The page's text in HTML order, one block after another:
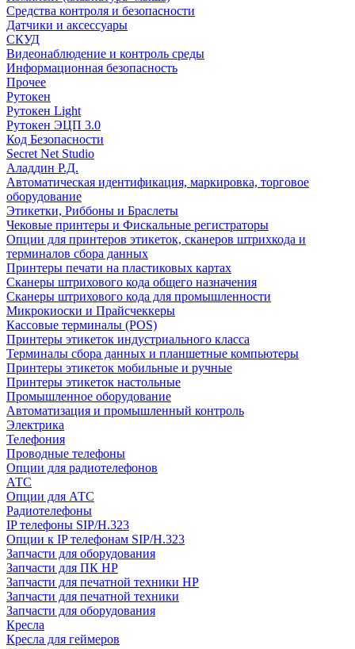
Средства контроля и безопасности
Датчики и аксессуары
СКУД
Видеонаблюдение и контроль среды
Информационная безопасность
Прочее
Рутокен
Рутокен Light
Рутокен ЭЦП 3.0
Код Безопасности
Secret Net Studio
Аладдин Р.Д.
Автоматическая идентификация, маркировка, торговое
оборудование
Этикетки, Риббоны и Браслеты
Чековые принтеры и Фискальные регистраторы
Опции для принтеров этикеток, сканеров штрихкода и
терминалов сбора данных
Принтеры печати на пластиковых картах
Сканеры штрихового кода общего назначения
Сканеры штрихового кода для промышленности
Микрокиоски и Прайсчеккеры
Кассовые терминалы (POS)
Принтеры этикеток индустриального класса
Терминалы сбора данных и планшетные компьютеры
Принтеры этикеток мобильные и ручные
Принтеры этикеток настольные
Промышленное оборудование
Автоматизация и промышленный контроль
Электрика
Телефония
Проводные телефоны
Опции для радиотелефонов
АТС
Опции для АТС
Радиотелефоны
IP телефоны SIP/H.323
Опции к IP телефонам SIP/H.323
Запчасти для оборудования
Запчасти для ПК HP
Запчасти для печатной техники HP
Запчасти для печатной техники
Запчасти для оборудования
Кресла
Кресла для геймеров